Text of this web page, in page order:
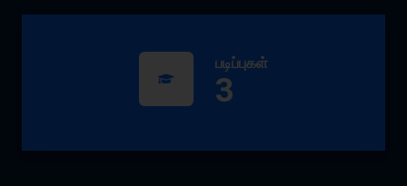
படிப்புகள்
3